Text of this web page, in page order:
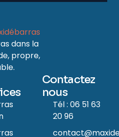
dans la
propre,
Contactez
nous
Tél : 06 51 63
20 96